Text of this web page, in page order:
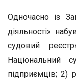
Одночасно із
діяльності»
судовий
Національний
підприємців; 2)